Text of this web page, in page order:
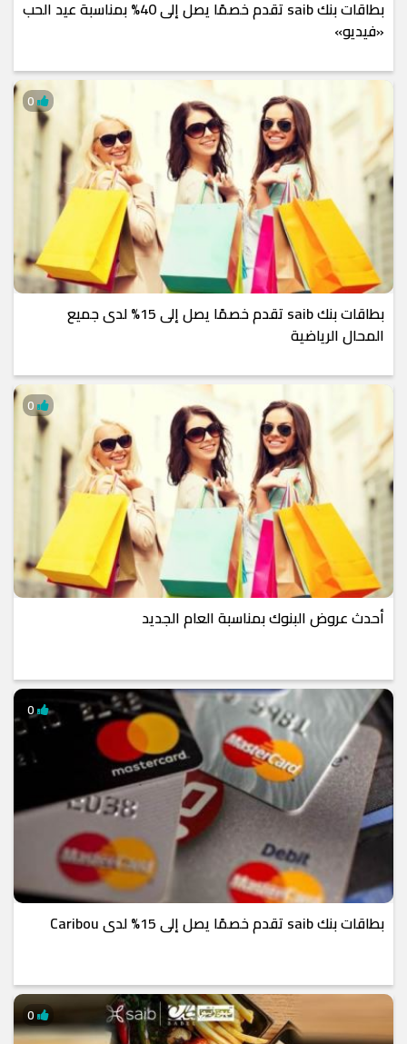
بطاقات بنك saib تقدم خصمًا يصل إلى 40% بمناسبة عيد الحب
«فيديو»
بطاقات بنك saib تقدم خصمًا يصل إلى 15% لدى جميع
المحال الرياضية
0
أحدث عروض البنوك بمناسبة العام الجديد
0
بطاقات بنك saib تقدم خصمًا يصل إلى 15% لدى Caribou
0
0